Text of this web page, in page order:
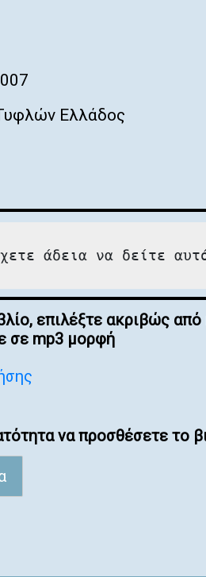
Ελλάδος
άδεια να δείτε
επιλέξτε ακριβώς
σε mp3 μορφή
να προσθέσετε το